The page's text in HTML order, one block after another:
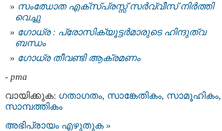
സംഝോത എക്‌സ്പ്രസ്സ് സര്‍വ്വീസ് നിര്‍ത്തി
വെച്ചു
ഗോധ്ര : പ്രോസിക്യൂട്ടര്‍മാരുടെ ഹിന്ദുത്വ
ബന്ധം
ഗോധ്ര തീവണ്ടി ആക്രമണം
- pma
വായിക്കുക: ഗതാഗതം, സാങ്കേതികം, സാമൂഹികം,
സാമ്പത്തികം
അഭിപ്രായം എഴുതുക »